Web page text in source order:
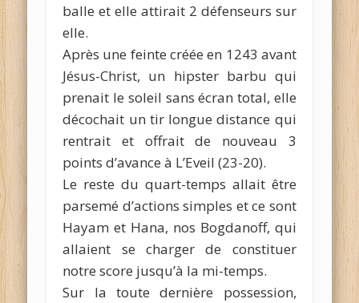
balle et elle attirait 2 défenseurs sur
elle.
Après une feinte créée en 1243 avant
Jésus-Christ, un hipster barbu qui
prenait le soleil sans écran total, elle
décochait un tir longue distance qui
rentrait et offrait de nouveau 3
points d’avance à L’Eveil (23-20).
Le reste du quart-temps allait être
parsemé d’actions simples et ce sont
Hayam et Hana, nos Bogdanoff, qui
allaient se charger de constituer
notre score jusqu’à la mi-temps.
Sur la toute dernière possession,